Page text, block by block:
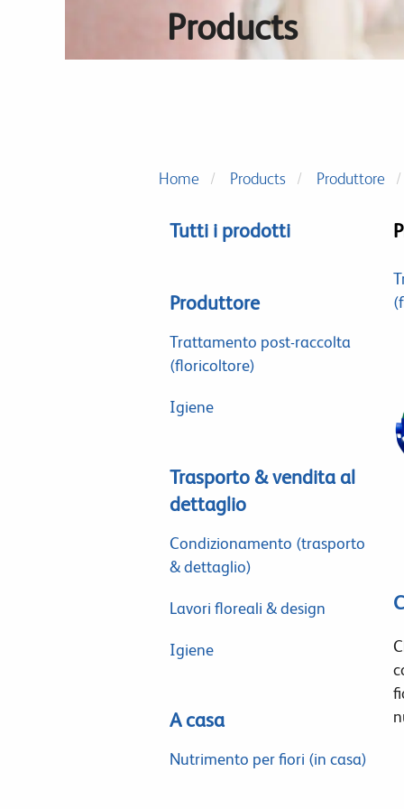
Products
Home Products Produttore
Tutti i prodotti
Produttore
Trattamento post-raccolta
(floricoltore)
Igiene
Trasporto & vendita al
dettaglio
Condizionamento (trasporto
& dettaglio)
Lavori floreali & design
Igiene
A casa
Nutrimento per fiori (in casa)